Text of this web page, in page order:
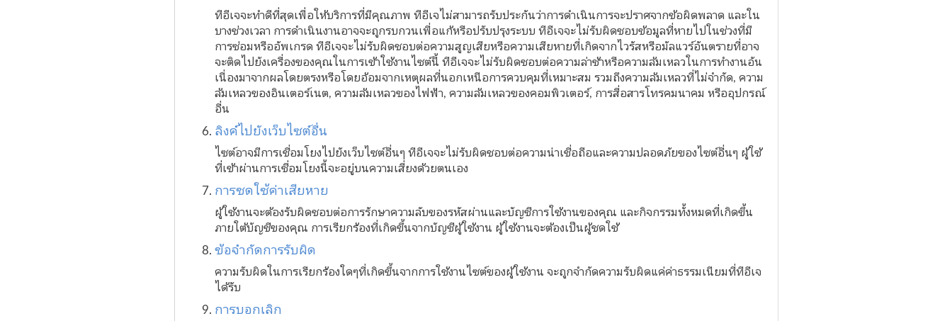
ทีอีเจจะทำดีที่สุดเพื่อให้บริการที่มีคุณภาพ ทีอีเจไม่สามารถรับประกันว่าการดำเนินการจะปราศจากข้อผิดพลาด และใน
บางช่วงเวลา การดำเนินงานอาจจะถูกรบกวนเพื่อแก้หรือปรับปรุงระบบ ทีอีเจจะไม่รับผิดชอบข้อมูลที่หายไปในช่วงที่มี
การซ่อมหรืออัพเกรด ทีอีเจจะไม่รับผิดชอบต่อความสูญเสียหรือความเสียหายที่เกิดจากไวรัสหรือมัลแวร์อันตรายที่อาจ
จะติดไปยังเครื่องของคุณในการเข้าใช้งานไซต์นี้ ทีอีเจจะไม่รับผิดชอบต่อความล่าช้าหรือความล้มเหลวในการทำงานอัน
เนื่องมาจากผลโดยตรงหรือโดยอ้อมจากเหตุผลที่นอกเหนือการควบคุมที่เหมาะสม รวมถึงความล้มเหลวที่ไม่จำกัด, ความ
ล้มเหลวของอินเตอร์เนต, ความล้มเหลวของไฟฟ้า, ความล้มเหลวของคอมพิวเตอร์, การสื่อสารโทรคมนาคม หรืออุปกรณ์
อื่น
ลิงค์ไปยังเว็บไซต์อื่น
ไซต์อาจมีการเชื่อมโยงไปยังเว็บไซต์อื่นๆ ทีอีเจจะไม่รับผิดชอบต่อความน่าเชื่อถือและความปลอดภัยของไซต์อื่นๆ ผู้ใช้
ที่เข้าผ่านการเชื่อมโยงนี้จะอยู่บนความเสี่ยงด้วยตนเอง
การชดใช้ค่าเสียหาย
ผู้ใช้งานจะต้องรับผิดชอบต่อการรักษาความลับของรหัสผ่านและบัญชีการใช้งานของคุณ และกิจกรรมทั้งหมดที่เกิดขึ้น
ภายใต้บัญชีของคุณ การเรียกร้องที่เกิดขึ้นจากบัญชีผู้ใช้งาน ผู้ใช้งานจะต้องเป็นผู้ชดใช้
ข้อจำกัดการรับผิด
ความรับผิดในการเรียกร้องใดๆที่เกิดขึ้นจากการใช้งานไซต์ของผู้ใช้งาน จะถูกจำกัดความรับผิดแค่ค่าธรรมเนียมที่ทีอีเจ
ได้รับ
การบอกเลิก